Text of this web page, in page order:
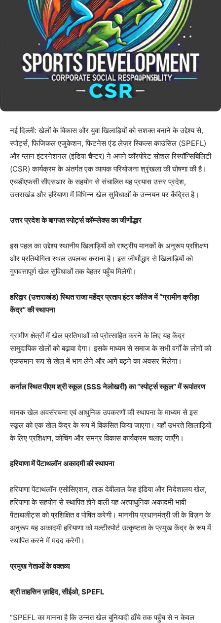
नई दिल्ली: खेलों के विकास और युवा खिलाड़ियों को सशक्त बनाने के उद्देश्य से,
स्पोर्ट्स, फिजिकल एजुकेशन, फिटनेस एंड लेज़र स्किल्स काउंसिल (SPEFL)
और प्लान इंटरनेशनल (इंडिया चैप्टर) ने अपने कॉरपोरेट सोशल रिस्पॉन्सिबिलिटी
(CSR) कार्यक्रम के अंतर्गत एक व्यापक परियोजना श्रृंखला की घोषणा की है।
एचडीएफसी सीएसआर के सहयोग से संचालित यह प्रयास उत्तर प्रदेश,
उत्तराखंड और हरियाणा में विभिन्न खेल सुविधाओं के उन्नयन पर केंद्रित है।
उत्तर प्रदेश के बागपत स्पोर्ट्स कॉम्प्लेक्स का जीर्णोद्धार
इस पहल का उद्देश्य स्थानीय खिलाड़ियों को राष्ट्रीय मानकों के अनुरूप प्रशिक्षण
और प्रतियोगिता स्थल उपलब्ध कराना है। इस जीर्णोद्धार से खिलाड़ियों को
गुणवत्तापूर्ण खेल सुविधाओं तक बेहतर पहुँच मिलेगी।
हरिद्वार (उत्तराखंड) स्थित राजा महेंद्र प्रताप इंटर कॉलेज में “ग्रामीन क्रीड़ा
केंद्र” की स्थापना
ग्रामीण क्षेत्रों में खेल प्रतिभाओं को प्रोत्साहित करने के लिए यह केंद्र
सामुदायिक खेलों को बढ़ावा देगा। इसके माध्यम से समाज के सभी वर्गों के लोगों को
एकसमान रूप से खेल में भाग लेने और आगे बढ़ने का अवसर मिलेगा।
कर्नाल स्थित पीएम श्री स्कूल (SSS नेलोखरी) का “स्पोर्ट्स स्कूल” में रूपांतरण
मानक खेल अवसंरचना एवं आधुनिक उपकरणों की स्थापना के माध्यम से इस
स्कूल को एक खेल केंद्र के रूप में विकसित किया जाएगा। यहाँ उभरते खिलाड़ियों
के लिए प्रशिक्षण, कोचिंग और समग्र विकास कार्यक्रम चलाए जाएँगे।
हरियाणा में पेंटाथलॉन अकादमी की स्थापना
हरियाणा पेंटाथलॉन एसोसिएशन, ताऊ देवीलाल केह इंडिया और निदेशालय खेल,
हरियाणा के सहयोग से स्थापित होने वाली यह अत्याधुनिक अकादमी भावी
पेंटाथलीट्स को प्रशिक्षित व पोषित करेगी। माननीय प्रधानमंत्री जी के विज़न के
अनुरूप यह अकादमी हरियाणा को मल्टीस्पोर्ट उत्कृष्टता के प्रमुख केंद्र के रूप में
स्थापित करने में मदद करेगी।
प्रमुख नेताओं के वक्तव्य
श्री ताहसिन ज़ाहिद, सीईओ, SPEFL
“SPEFL का मानना है कि उन्नत खेल बुनियादी ढाँचे तक पहुँच से न केवल